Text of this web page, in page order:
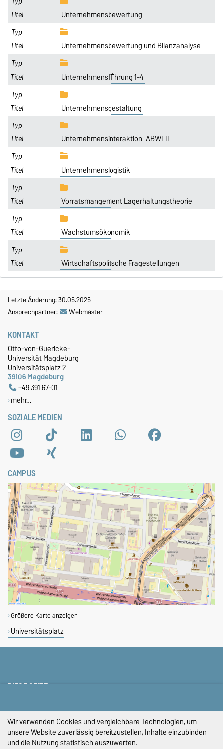
Unternehmensbewertung
Unternehmensbewertung und Bilanzanalyse
UnternehmensfЃhrung 1-4
Unternehmensgestaltung
Unternehmensinteraktion_ABWLII
Unternehmenslogistik
Vorratsmangement Lagerhaltungstheorie
Wachstumsökonomik
Wirtschaftspolitsche Fragestellungen
Letzte Änderung: 30.05.2025
Ansprechpartner:
Webmaster
SOZIALE MEDIEN
KONTAKT
Otto-von-Guericke-
Universität Magdeburg
Universitätsplatz 2
39106 Magdeburg
+49 391 67-01
mehr…
CAMPUS
Größere Karte anzeigen
Universitätsplatz
DIESE SEITE
Permalink
Impressum
Wir verwenden Cookies und vergleichbare Technologien, um
unsere Website zuverlässig bereitzustellen, Inhalte einzubinden
und die Nutzung statistisch auszuwerten.